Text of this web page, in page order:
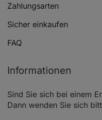
RENAULT LOGAN I (LS_)
RENAULT LOGAN I (LS_)
RENAULT SANDERO/
Zahlungsarten
Sicher einkaufen
FAQ
Informationen
Sind Sie sich bei einem
Dann wenden Sie sich